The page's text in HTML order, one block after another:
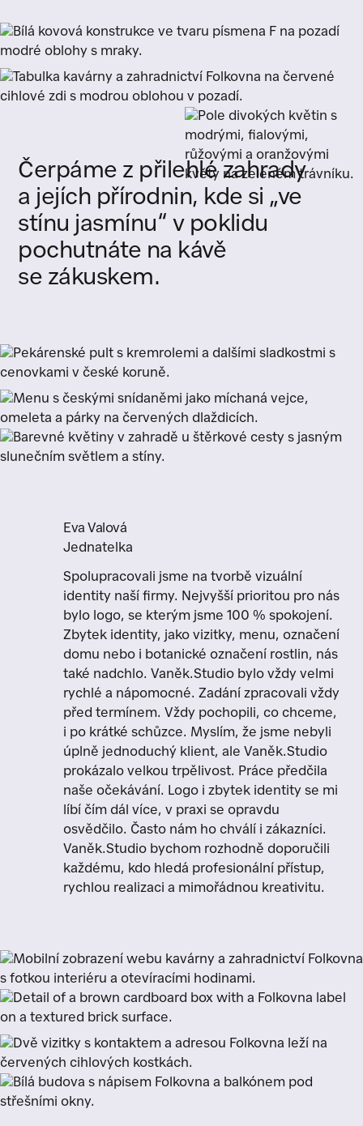
Čerpáme z přilehlé zahrady
a jejích přírodnin, kde si „ve
stínu jasmínu“ v poklidu
pochutnáte na kávě
se zákuskem.
Eva Valová
Jednatelka
Spolupracovali jsme na tvorbě vizuální
identity naší firmy. Nejvyšší prioritou pro nás
bylo logo, se kterým jsme 100 % spokojení.
Zbytek identity, jako vizitky, menu, označení
domu nebo i botanické označení rostlin, nás
také nadchlo. Vaněk.Studio bylo vždy velmi
rychlé a nápomocné. Zadání zpracovali vždy
před termínem. Vždy pochopili, co chceme,
i po krátké schůzce. Myslím, že jsme nebyli
úplně jednoduchý klient, ale Vaněk.Studio
prokázalo velkou trpělivost. Práce předčila
naše očekávání. Logo i zbytek identity se mi
líbí čím dál více, v praxi se opravdu
osvědčilo. Často nám ho chválí i zákazníci.
Vaněk.Studio bychom rozhodně doporučili
každému, kdo hledá profesionální přístup,
rychlou realizaci a mimořádnou kreativitu.